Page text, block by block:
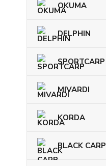
OKUMA
DELPHIN
SPORTCARP
MIVARDI
KORDA
BLACK CARP